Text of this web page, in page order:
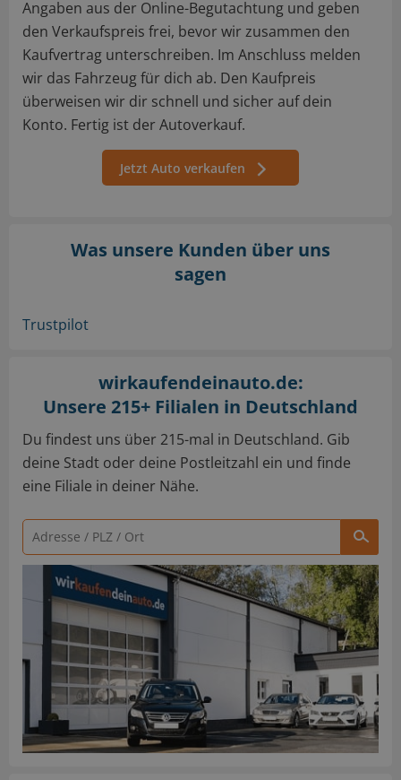
Angaben aus der Online-Begutachtung und geben
den Verkaufspreis frei, bevor wir zusammen den
Kaufvertrag unterschreiben. Im Anschluss melden
wir das Fahrzeug für dich ab. Den Kaufpreis
überweisen wir dir schnell und sicher auf dein
Konto. Fertig ist der Autoverkauf.
Jetzt Auto verkaufen
Was unsere Kunden über uns
sagen
Trustpilot
wirkaufendeinauto.de:
Unsere 215+ Filialen in Deutschland
Du findest uns über 215-mal in Deutschland. Gib
deine Stadt oder deine Postleitzahl ein und finde
eine Filiale in deiner Nähe.